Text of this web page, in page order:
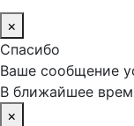
×
Спасибо
Ваше сообщение
В ближайшее
×